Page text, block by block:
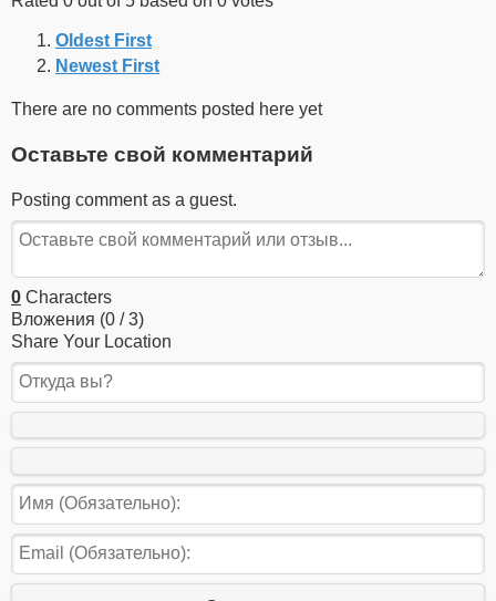
Oldest First
Newest First
There are no comments posted here yet
Оставьте свой комментарий
Posting comment as a guest.
0 Characters
Вложения (0 / 3)
Share Your Location